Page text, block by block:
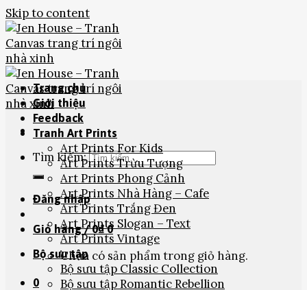
Skip to content
Tìm kiếm:
Đăng nhập
Giỏ hàng /0₫ 0
Chưa có sản phẩm trong giỏ hàng.
0
Trang chủ
Giới thiệu
Feedback
Tranh Art Prints
Art Prints For Kids
Art Prints Trừu Tượng
Art Prints Phong Cảnh
Art Prints Nhà Hàng – Cafe
Art Prints Trắng Đen
Art Prints Slogan – Text
Art Prints Vintage
Bộ sưu tập
Bộ sưu tập Classic Collection
Bộ sưu tập Romantic Rebellion